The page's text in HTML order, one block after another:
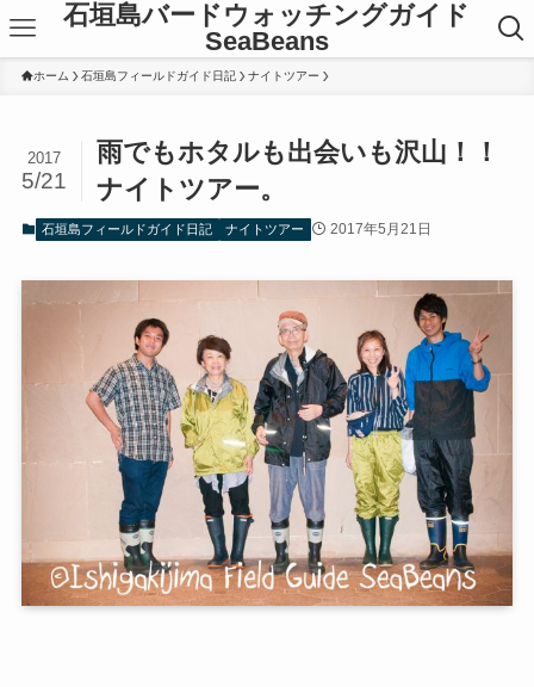
石垣島バードウォッチングガイド
SeaBeans
ホーム 石垣島フィールドガイド日記 ナイトツアー
雨でもホタルも出会いも沢山！！
ナイトツアー。
2017
5/21
石垣島フィールドガイド日記 ナイトツアー 2017年5月21日